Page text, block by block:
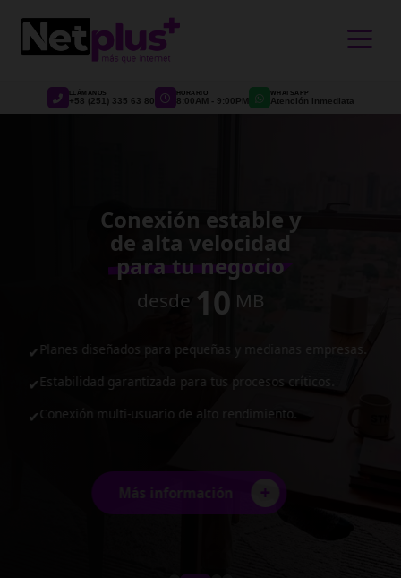
LLÁMANOS
+58 (251) 335 63 80
HORARIO
8:00AM - 9:00PM
WHATSAPP
Atención inmediata
Conexión estable y
de alta velocidad
para tu negocio
desde 10 MB
✔Planes diseñados para pequeñas y medianas empresas.
✔Estabilidad garantizada para tus procesos críticos.
✔Conexión multi-usuario de alto rendimiento.
Más información +